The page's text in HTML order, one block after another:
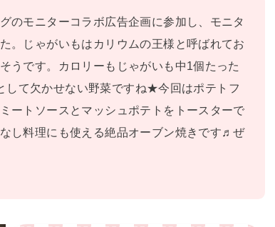
のモニターコラボ広告企画に参加し、モニタ
。じゃがいもはカリウムの王様と呼ばれてお
うです。カロリーもじゃがいも中1個たった
して欠かせない野菜ですね★今回はポテトフ
ートソースとマッシュポテトをトースターで
し料理にも使える絶品オーブン焼きです♬ぜ